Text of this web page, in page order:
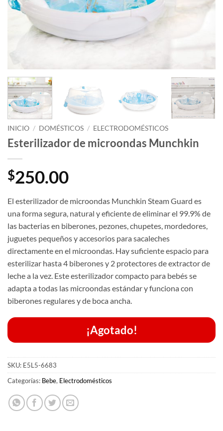
INICIO / DOMÉSTICOS / ELECTRODOMÉSTICOS
Esterilizador de microondas Munchkin
$250.00
El esterilizador de microondas Munchkin Steam Guard es
una forma segura, natural y eficiente de eliminar el 99.9% de
las bacterias en biberones, pezones, chupetes, mordedores,
juguetes pequeños y accesorios para sacaleches
directamente en el microondas. Hay suficiente espacio para
esterilizar hasta 4 biberones y 2 protectores de extractor de
leche a la vez. Este esterilizador compacto para bebés se
adapta a todas las microondas estándar y funciona con
biberones regulares y de boca ancha.
¡Agotado!
SKU: E5L5-6683
Categorías: Bebe, Electrodomésticos